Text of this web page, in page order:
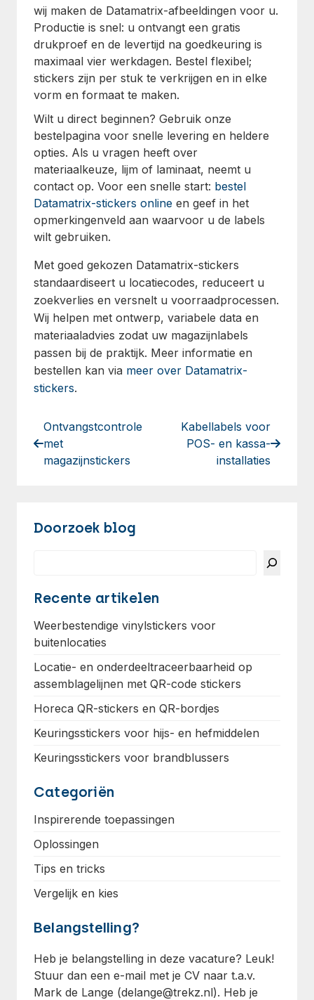
wij maken de Datamatrix-afbeeldingen voor u.
Productie is snel: u ontvangt een gratis
drukproef en de levertijd na goedkeuring is
maximaal vier werkdagen. Bestel flexibel;
stickers zijn per stuk te verkrijgen en in elke
vorm en formaat te maken.
Wilt u direct beginnen? Gebruik onze
bestelpagina voor snelle levering en heldere
opties. Als u vragen heeft over
materiaalkeuze, lijm of laminaat, neemt u
contact op. Voor een snelle start: bestel
Datamatrix-stickers online en geef in het
opmerkingenveld aan waarvoor u de labels
wilt gebruiken.
Met goed gekozen Datamatrix-stickers
standaardiseert u locatiecodes, reduceert u
zoekverlies en versnelt u voorraadprocessen.
Wij helpen met ontwerp, variabele data en
materiaaladvies zodat uw magazijnlabels
passen bij de praktijk. Meer informatie en
bestellen kan via meer over Datamatrix-
stickers.
Ontvangstcontrole
met
magazijnstickers
Kabellabels voor
POS- en kassa-
installaties
Doorzoek blog
Recente artikelen
Weerbestendige vinylstickers voor
buitenlocaties
Locatie- en onderdeeltraceerbaarheid op
assemblagelijnen met QR-code stickers
Horeca QR-stickers en QR-bordjes
Keuringsstickers voor hijs- en hefmiddelen
Keuringsstickers voor brandblussers
Categoriën
Inspirerende toepassingen
Oplossingen
Tips en tricks
Vergelijk en kies
Belangstelling?
Heb je belangstelling in deze vacature? Leuk!
Stuur dan een e-mail met je CV naar t.a.v.
Mark de Lange (delange@trekz.nl). Heb je